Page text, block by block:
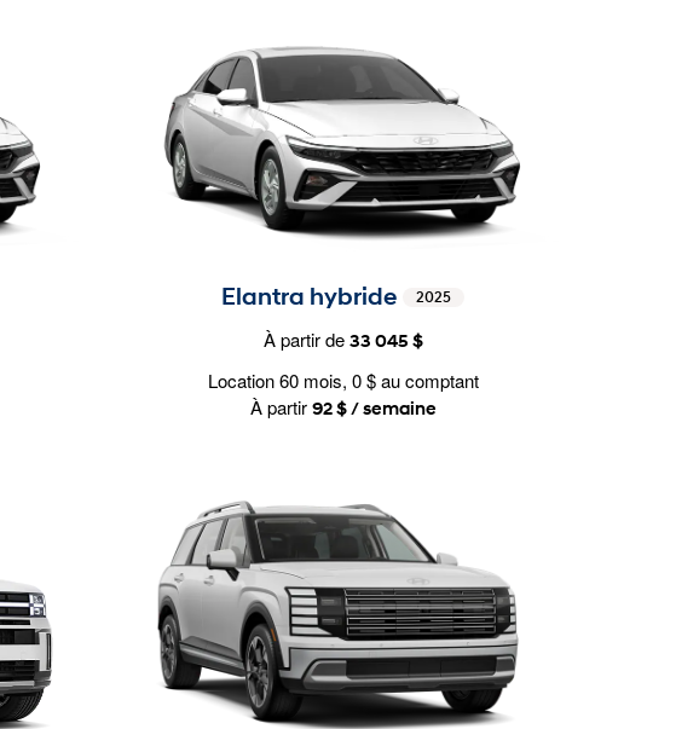
Elantra hybride 2025
À partir de 33 045 $
Location 60 mois, 0 $ au comptant
À partir 92 $ / semaine